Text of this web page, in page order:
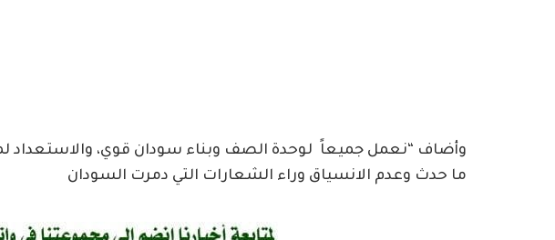
وأضاف “نعمل جميعاً لوحدة الصف وبناء سودان قوي، والاستعداد
ما حدث وعدم الانسياق وراء الشعارات التي دمرت السودان